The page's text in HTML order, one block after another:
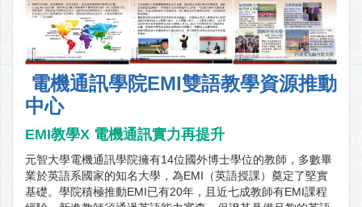
電機通訊學院EMI雙語教學資源推動
中心
EMI教學X 電機通訊實力再提升
元智大學電機通訊學院擁有14位國外博士學位的教師，多數畢
業於英語系國家的知名大學，為EMI（英語授課）奠定了堅實
基礎。學院積極推動EMI已有20年，且近七成教師有EMI課程